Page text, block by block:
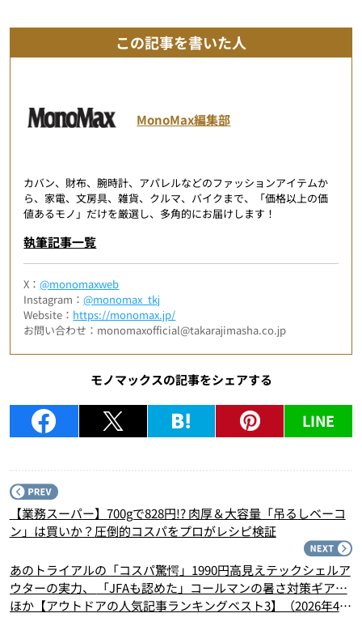
この記事を書いた人
MonoMax編集部
カバン、財布、腕時計、アパレルなどのファッションアイテムか
ら、家電、文房具、雑貨、クルマ、バイクまで、「価格以上の価
値あるモノ」だけを厳選し、多角的にお届けします！
執筆記事一覧
X：@monomaxweb
Instagram：@monomax_tkj
Website： https://monomax.jp/
お問い合わせ：monomaxofficial@takarajimasha.co.jp
モノマックスの記事をシェアする
LINE
【業務スーパー】700gで828円!? 肉厚＆大容量「吊るしベーコ
ン」は買いか？圧倒的コスパをプロがレシピ検証
あのトライアルの「コスパ驚愕」1990円高見えテックシェルア
ウターの実力、 「JFAも認めた」コールマンの暑さ対策ギア…
ほか【アウトドアの人気記事ランキングベスト3】（2026年4月